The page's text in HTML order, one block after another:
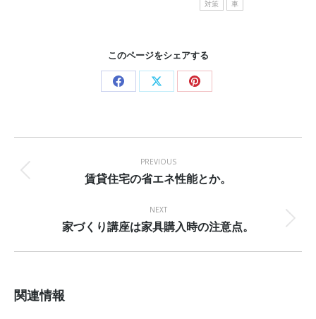
対策 車
このページをシェアする
Share Share Share
navigation
PREVIOUS
Previous
賃貸住宅の省エネ性能とか。
NEXT
Next
家づくり講座は家具購入時の注意点。
関連情報